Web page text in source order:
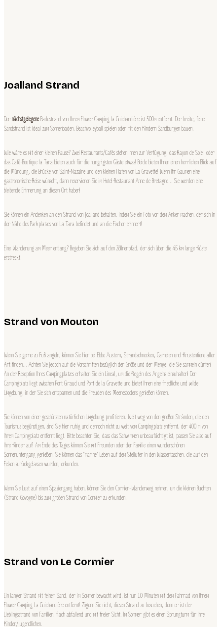
Joalland Strand
DernächstgelegeneBadestrand von Ihrem Flower Camping la Guichardière ist 500m entfernt. Der breite, feine
Sandstrand ist ideal zum Sonnenbaden, Beachvolleyball spielen oder mit den Kindern Sandburgen bauen.
Wie wäre es mit einer kleinen Pause? Zwei Restaurants/Cafés stehen Ihnen zur Verfügung, das Rayon de Soleil oder
das Café-Boutique la Tara bieten auch für die hungrigsten Gäste etwas! Beide bieten Ihnen einen herrlichen Blick auf
die Mündung, die Brücke von Saint-Nazaire und den kleinen Hafen von La Gravette! Wenn Ihr Gaumen eine
gastronomische Reise wünscht, dann reservieren Sie im Hotel Restaurant Anne de Bretagne… Sie werden eine
bleibende Erinnerung an diesen Ort haben!
Sie können ein Andenken an den Strand von Joalland behalten, indem Sie ein Foto vor dem Anker machen, der sich in
der Nähe des Parkplatzes von La Tara befindet und an die Fischer erinnert!
Eine Wanderung am Meer entlang? Begeben Sie sich auf den Zöllnerpfad, der sich über die 45 km lange Küste
erstreckt.
Strand von Mouton
Wenn Sie gerne zu Fuß angeln, können Sie hier bei Ebbe Austern, Strandschnecken, Garnelen und Krustentiere aller
Art finden… Achten Sie jedoch auf die Vorschriften bezüglich der Größe und der Menge, die Sie sammeln dürfen!
An der Rezeption Ihres Campingplatzes erhalten Sie ein Lineal, um die Regeln des Angelns einzuhalten! Der
Campingplatz liegt zwischen Port Giraud und Port de la Gravette und bietet Ihnen eine friedliche und wilde
Umgebung, in der Sie sich entspannen und die Freuden des Meeresbodens genießen können.
Sie können von einer geschützten natürlichen Umgebung profitieren. Weit weg von den großen Stränden, die den
Tourismus begünstigen, sind Sie hier ruhig und dennoch nicht zu weit vom Campingplatz entfernt, der 400 m von
Ihrem Campingplatz entfernt liegt. Bitte beachten Sie, dass das Schwimmen unbeaufsichtigt ist, passen Sie also auf
Ihre Kinder auf! Am Ende des Tages können Sie mit Freunden oder der Familie einen wunderschönen
Sonnenuntergang genießen. Sie können das “marine” Leben auf dem Steilufer in den Wassertaschen, die auf den
Felsen zurückgelassen wurden, erkunden.
Wenn Sie Lust auf einen Spaziergang haben, können Sie den Cormier-Wanderweg nehmen, um die kleinen Buchten
(Strand Govogne) bis zum großen Strand von Cormier zu erkunden.
Strand von Le Cormier
Ein langer Strand mit feinem Sand, der im Sommer bewacht wird, ist nur 10 Minuten mit dem Fahrrad von Ihrem
Flower Camping La Guichardière entfernt! Zögern Sie nicht, diesen Strand zu besuchen, denn er ist der
Lieblingsstrand von Familien, flach abfallend und mit freier Sicht. Im Sommer gibt es einen Sprungturm für Ihre
Kinder/Jugendlichen.